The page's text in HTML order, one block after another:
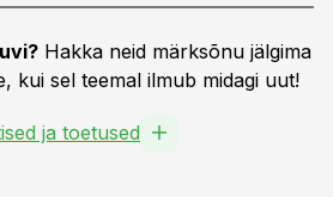
Hakka neid märksõnu jälgima
kui sel teemal ilmub midagi uut!
ja toetused